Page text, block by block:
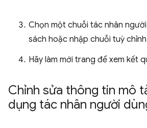
Chọn một chuỗi tác nhân
sách hoặc nhập chuỗi tuỳ
Hãy làm mới trang để xem kết
Chỉnh sửa thông tin mô
dụng tác nhân người